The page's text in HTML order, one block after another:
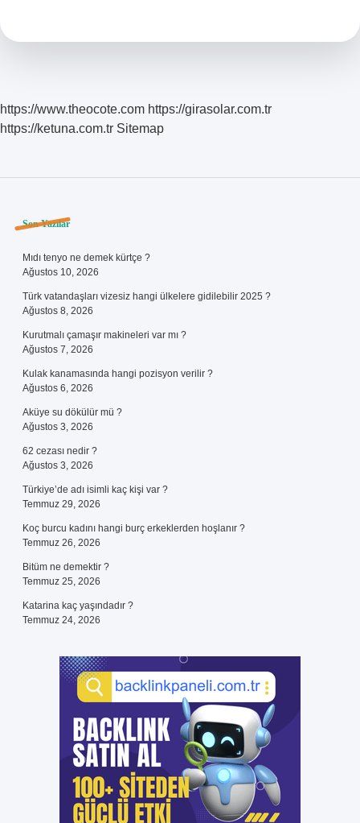
https://www.theocote.com https://girasolar.com.tr
https://ketuna.com.tr Sitemap
Sidebar
Son Yazılar
Mıdı tenyo ne demek kürtçe ?
Ağustos 10, 2026
Türk vatandaşları vizesiz hangi ülkelere gidilebilir 2025 ?
Ağustos 8, 2026
Kurutmalı çamaşır makineleri var mı ?
Ağustos 7, 2026
Kulak kanamasında hangi pozisyon verilir ?
Ağustos 6, 2026
Aküye su dökülür mü ?
Ağustos 3, 2026
62 cezası nedir ?
Ağustos 3, 2026
Türkiye’de adı isimli kaç kişi var ?
Temmuz 29, 2026
Koç burcu kadını hangi burç erkeklerden hoşlanır ?
Temmuz 26, 2026
Bitüm ne demektir ?
Temmuz 25, 2026
Katarina kaç yaşındadır ?
Temmuz 24, 2026